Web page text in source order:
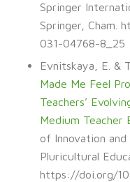
Springer
Springer, Cham.
031-04768-8_25
Evnitskaya, E. &
Made Me Feel
Teachers’
Medium Teacher
of Innovation and
Pluricultural
https://doi.org/